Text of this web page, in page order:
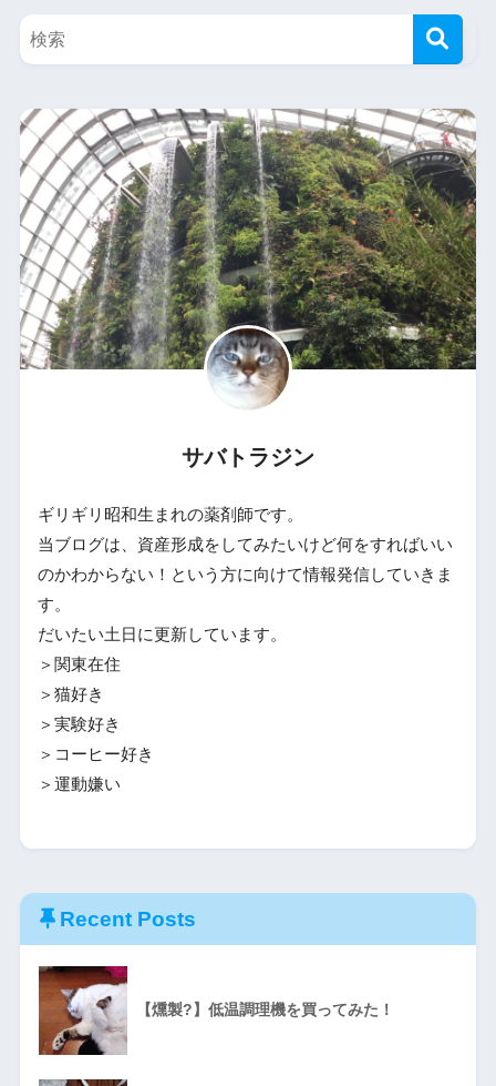
サバトラジン
ギリギリ昭和生まれの薬剤師です。
当ブログは、資産形成をしてみたいけど何をすればいい
のかわからない！という方に向けて情報発信していきま
す。
だいたい土日に更新しています。
＞関東在住
＞猫好き
＞実験好き
＞コーヒー好き
＞運動嫌い
Recent Posts
【燻製?】低温調理機を買ってみた！